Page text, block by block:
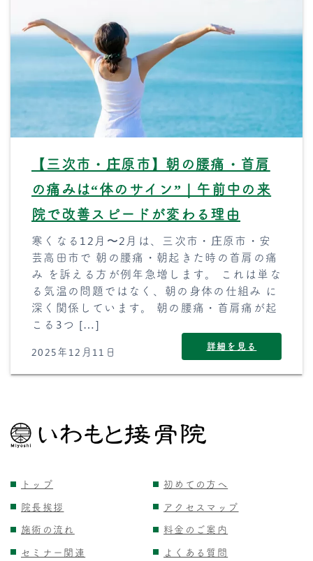
【三次市・庄原市】朝の腰痛・首肩
の痛みは“体のサイン”｜午前中の来
院で改善スピードが変わる理由
寒くなる12月〜2月は、三次市・庄原市・安
芸高田市で 朝の腰痛・朝起きた時の首肩の痛
み を訴える方が例年急増します。 これは単な
る気温の問題ではなく、朝の身体の仕組み に
深く関係しています。 朝の腰痛・首肩痛が起
こる3つ […]
2025年12月11日 詳細を見る
トップ
初めての方へ
院長挨拶
アクセスマップ
施術の流れ
料金のご案内
セミナー関連
よくある質問